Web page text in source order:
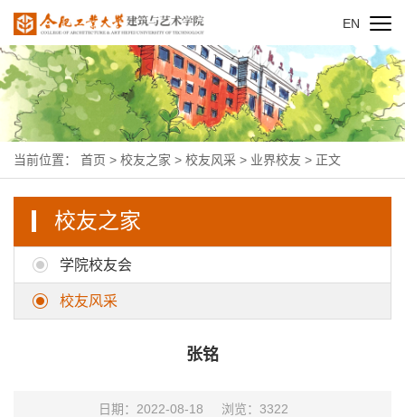
EN
当前位置： 首页 > 校友之家 > 校友风采 > 业界校友 > 正文
校友之家
学院校友会
校友风采
张铭
日期：2022-08-18 浏览： 3322